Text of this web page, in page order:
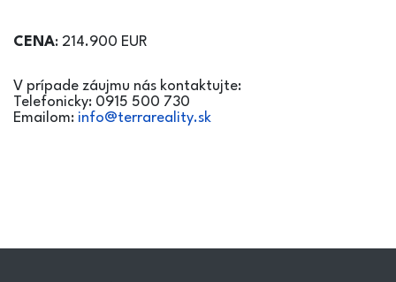
CENA: 214.900 EUR
V prípade záujmu nás kontaktujte:
Telefonicky: 0915 500 730
Emailom: info@terrareality.sk